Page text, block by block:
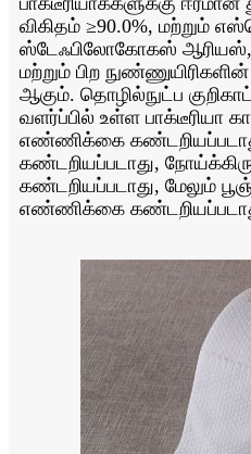
விகிதம் ≥90.0%, மற்றும்
ஸ்டேஃபிலோகோகஸ் ஆரியஸ்,
மற்றும் பிற
ஆகும். தொழில்நுட்ப
வளர்ப்பில் உள்ள பாக்டீரியா
எண்ணிக்கை
கண்டறியப்படாது,
கண்டறியப்படாது, மேலும்
எண்ணிக்கை